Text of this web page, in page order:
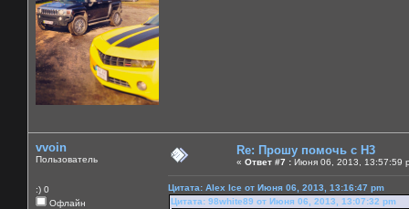
vvoin
Пользователь
:) 0
Офлайн
Re: Прошу помочь с Н3
« Ответ #7 : Июня 06, 2013, 13:57:59
Цитата: Alex Ice от Июня 06, 2013, 13:16:47 pm
Цитата: 98white89 от Июня 06, 2013, 13:07:32 pm